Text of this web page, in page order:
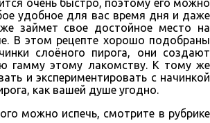
очень быстро, поэтому его можно
удобное для вас время дня и даже
займет свое достойное место на
В этом рецепте хорошо подобраны
слоёного пирога, они создают
гамму этому лакомству. К тому же
и экспериментировать с начинкой
как вашей душе угодно.
можно испечь, смотрите в рубрике